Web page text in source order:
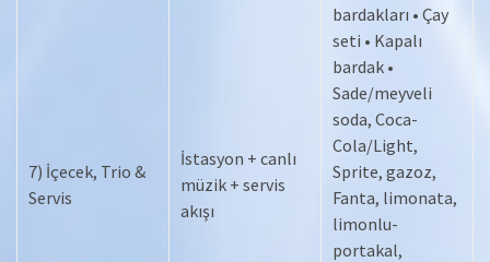
7) İçecek, Trio &
Servis
İstasyon + canlı
müzik + servis
akışı
bardakları • Çay
seti • Kapalı
bardak •
Sade/meyveli
soda, Coca-
Cola/Light,
Sprite, gazoz,
Fanta, limonata,
limonlu-
portakal,